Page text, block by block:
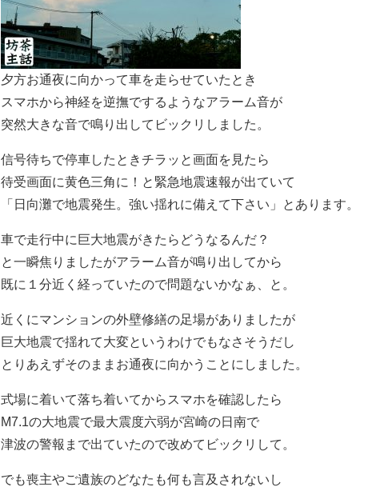
夕方お通夜に向かって車を走らせていたとき
スマホから神経を逆撫でするようなアラーム音が
突然大きな音で鳴り出してビックリしました。
信号待ちで停車したときチラッと画面を見たら
待受画面に黄色三角に！と緊急地震速報が出ていて
「日向灘で地震発生。強い揺れに備えて下さい」とあります。
車で走行中に巨大地震がきたらどうなるんだ？
と一瞬焦りましたがアラーム音が鳴り出してから
既に１分近く経っていたので問題ないかなぁ、と。
近くにマンションの外壁修繕の足場がありましたが
巨大地震で揺れて大変というわけでもなさそうだし
とりあえずそのままお通夜に向かうことにしました。
式場に着いて落ち着いてからスマホを確認したら
M7.1の大地震で最大震度六弱が宮崎の日南で
津波の警報まで出ていたので改めてビックリして。
でも喪主やご遺族のどなたも何も言及されないし